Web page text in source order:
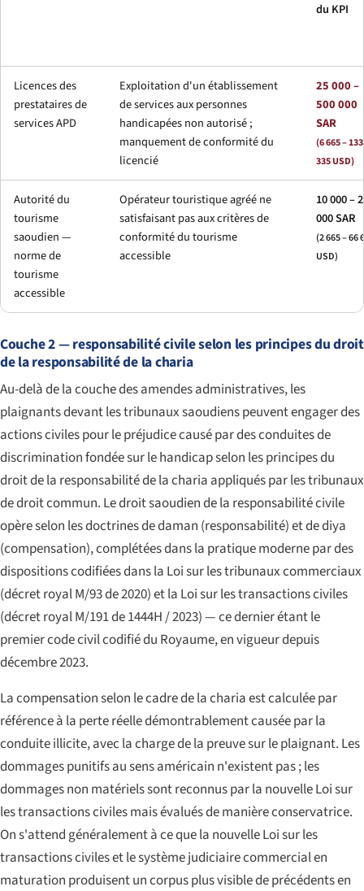
du KPI
Licences des
prestataires de
services APD
Exploitation d'un établissement
de services aux personnes
handicapées non autorisé ;
manquement de conformité du
licencié
25 000 –
500 000
SAR
(6 665 – 133
335 USD)
Autorité du
tourisme
saoudien —
norme de
tourisme
accessible
Opérateur touristique agréé ne
satisfaisant pas aux critères de
conformité du tourisme
accessible
10 000 –
000 SAR
(2 665 – 66
USD)
Couche 2 — responsabilité civile selon les principes du droit
de la responsabilité de la charia
Au-delà de la couche des amendes administratives, les
plaignants devant les tribunaux saoudiens peuvent engager des
actions civiles pour le préjudice causé par des conduites de
discrimination fondée sur le handicap selon les principes du
droit de la responsabilité de la charia appliqués par les tribunaux
de droit commun. Le droit saoudien de la responsabilité civile
opère selon les doctrines dedaman (responsabilité) et dediya
(compensation), complétées dans la pratique moderne par des
dispositions codifiées dans la Loi sur les tribunaux commerciaux
(décret royal M/93 de 2020) et la Loi sur les transactions civiles
(décret royal M/191 de 1444H / 2023) — ce dernier étant le
premier code civil codifié du Royaume, en vigueur depuis
décembre 2023.
La compensation selon le cadre de la charia est calculée par
référence à la perte réelle démontrablement causée par la
conduite illicite, avec la charge de la preuve sur le plaignant. Les
dommages punitifs au sens américain n'existent pas ; les
dommages non matériels sont reconnus par la nouvelle Loi sur
les transactions civiles mais évalués de manière conservatrice.
On s'attend généralement à ce que la nouvelle Loi sur les
transactions civiles et le système judiciaire commercial en
maturation produisent un corpus plus visible de précédents en